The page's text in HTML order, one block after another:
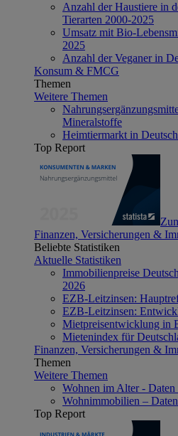
Anzahl der Haustiere in
Tierarten 2000-2025
Umsatz mit Bio-
2025
Anzahl der Veganer in
Konsum & FMCG
Themen
Weitere Themen
Mineralstoffe
Heimtiermarkt in
Top Report
Finanzen, Versicherungen &
Beliebte Statistiken
Aktuelle Statistiken
Immobilienpreise
2026
EZB-Leitzinsen:
EZB-Leitzinsen:
Mietpreisentwicklung in
Mietenindex für
Finanzen, Versicherungen &
Themen
Weitere Themen
Wohnen im Alter - Daten
Wohnimmobilien –
Top Report